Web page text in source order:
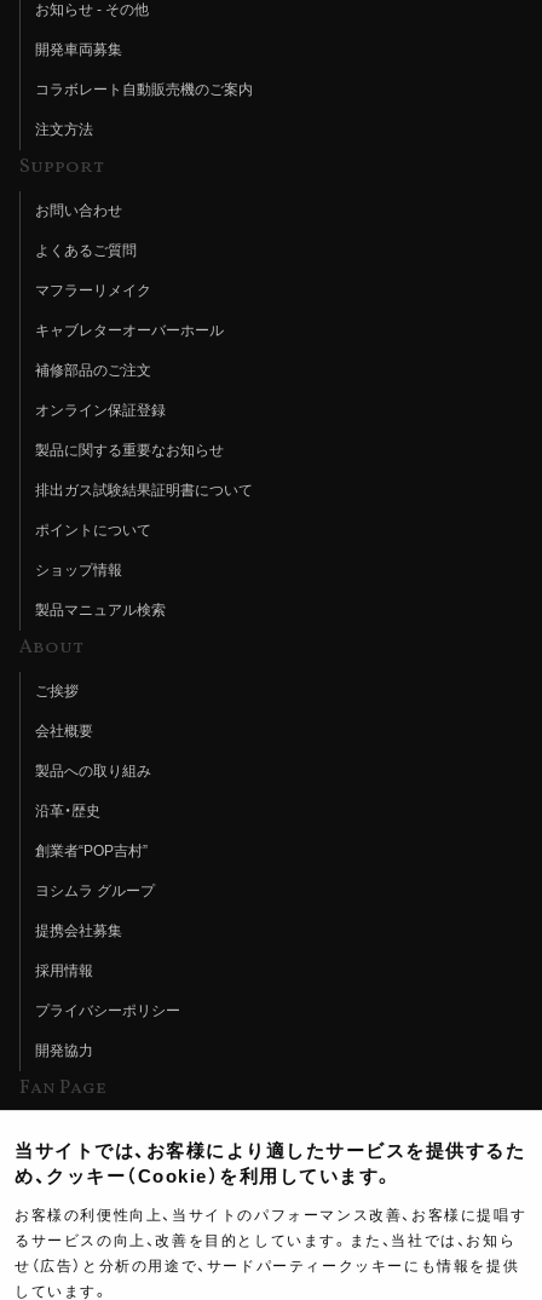
お知らせ - その他
開発車両募集
コラボレート自動販売機のご案内
注文方法
Support
お問い合わせ
よくあるご質問
マフラーリメイク
キャブレターオーバーホール
補修部品のご注文
オンライン保証登録
製品に関する重要なお知らせ
排出ガス試験結果証明書について
ポイントについて
ショップ情報
製品マニュアル検索
About
ご挨拶
会社概要
製品への取り組み
沿革・歴史
創業者“POP吉村”
ヨシムラ グループ
提携会社募集
採用情報
プライバシーポリシー
開発協力
Fan Page
ヨシムラTV
イベント情報
イベントスケジュール
ツーリングブレイクタイム
当サイトでは、お客様により適したサービスを提供するた
め、クッキー（Cookie）を利用しています。
お客様の利便性向上、当サイトのパフォーマンス改善、お客様に提唱す
るサービスの向上、改善を目的としています。また、当社では、お知ら
せ（広告）と分析の用途で、サードパーティークッキーにも情報を提供
しています。